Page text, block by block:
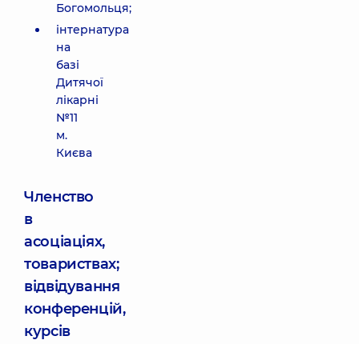
Богомольця;
інтернатура
на
базі
Дитячої
лікарні
№11
м.
Києва
Членство
в
асоціаціях,
товариствах;
відвідування
конференцій,
курсів